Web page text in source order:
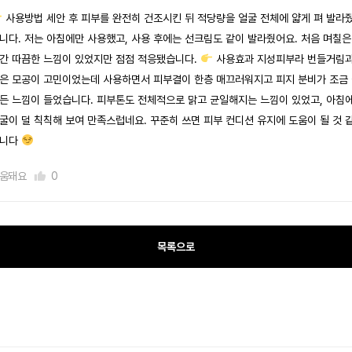
사용방법 세안 후 피부를 완전히 건조시킨 뒤 적당량을 얼굴 전체에 얇게 펴 발라줬
다. 저는 아침에만 사용했고, 사용 후에는 선크림도 같이 발라줬어요. 처음 며칠은
따끔한 느낌이 있었지만 점점 적응됐습니다.
사용효과 지성피부라 번들거림
모공이 고민이었는데 사용하면서 피부결이 한층 매끄러워지고 피지 분비가 조금
느낌이 들었습니다. 피부톤도 전체적으로 맑고 균일해지는 느낌이 있었고, 아침에
이 덜 칙칙해 보여 만족스럽네요. 꾸준히 쓰면 피부 컨디션 유지에 도움이 될 것
다
돼요 0
목록으로